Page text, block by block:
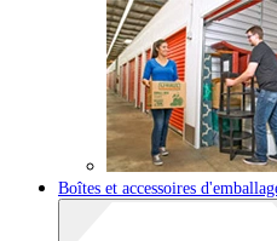
Boîtes et accessoires